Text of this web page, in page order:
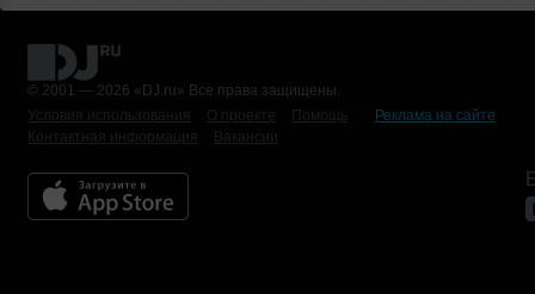
© 2001 — 2026 «DJ.ru» Все права защищены.
Условия использования
О проекте Помощь
Реклама на сайте
Контактная информация
Вакансии